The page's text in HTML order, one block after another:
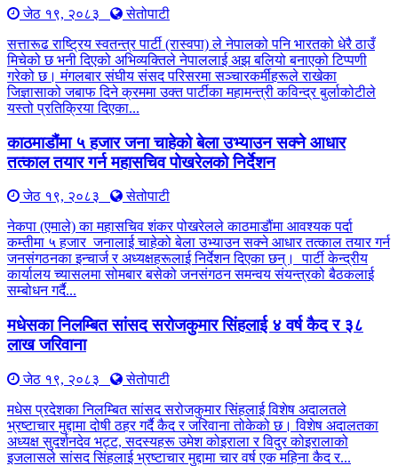
जेठ १९, २०८३
सेतोपाटी
सत्तारूढ राष्ट्रिय स्वतन्त्र पार्टी (रास्वपा) ले नेपालको पनि भारतको धेरै ठाउँ
मिचेको छ भनी दिएको अभिव्यक्तिले नेपाललाई अझ बलियो बनाएको टिप्पणी
गरेको छ। मंगलबार संघीय संसद परिसरमा सञ्चारकर्मीहरूले राखेका
जिज्ञासाको जबाफ दिने क्रममा उक्त पार्टीका महामन्त्री कविन्द्र बुर्लाकोटीले
यस्तो प्रतिक्रिया दिएका...
काठमाडौंमा ५ हजार जना चाहेको बेला उभ्याउन सक्ने आधार
तत्काल तयार गर्न महासचिव पोखरेलको निर्देशन
जेठ १९, २०८३
सेतोपाटी
नेकपा (एमाले) का महासचिव शंकर पोखरेलले काठमाडौंमा आवश्यक पर्दा
कम्तीमा ५ हजार जनालाई चाहेको बेला उभ्याउन सक्ने आधार तत्काल तयार गर्न
जनसंगठनका इन्चार्ज र अध्यक्षहरूलाई निर्देशन दिएका छन्। पार्टी केन्द्रीय
कार्यालय च्यासलमा सोमबार बसेको जनसंगठन समन्वय संयन्त्रको बैठकलाई
सम्बोधन गर्दै...
मधेसका निलम्बित सांसद सरोजकुमार सिंहलाई ४ वर्ष कैद र ३८
लाख जरिवाना
जेठ १९, २०८३
सेतोपाटी
मधेस प्रदेशका निलम्बित सांसद सरोजकुमार सिंहलाई विशेष अदालतले
भ्रष्टाचार मुद्दामा दोषी ठहर गर्दै कैद र जरिवाना तोकेको छ। विशेष अदालतका
अध्यक्ष सुदर्शनदेव भट्ट, सदस्यहरू उमेश कोइराला र विदुर कोइरालाको
इजलासले सांसद सिंहलाई भ्रष्टाचार मुद्दामा चार वर्ष एक महिना कैद र...